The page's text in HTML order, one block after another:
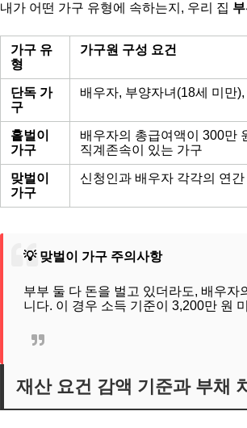
내가 어떤 가구 유형에 속하는지, 우리 집
가구 유
형
가구원 구성 요건
단독 가
구
배우자, 부양자녀(18세 미만
홑벌이
가구
배우자의 총급여액이 300만
직계존속이 있는 가구
맞벌이
가구
신청인과 배우자 각각의 연간
💡 맞벌이 가구 주의사항
부부 둘 다 돈을 벌고 있더라도, 배우자
니다. 이 경우 소득 기준이 3,200만 원
재산 요건 감액 기준과 부채